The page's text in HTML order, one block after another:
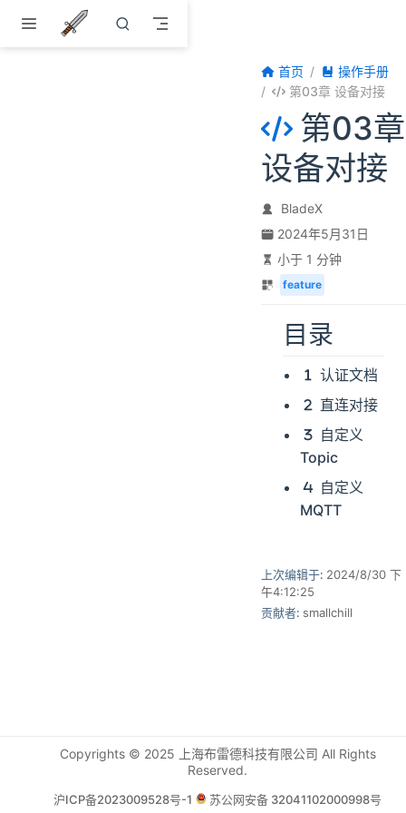
首页
操作手册
第03章 设备对接
第03章
设备对接
BladeX
2024年5月31日
小于 1 分钟
feature
目录
认证文档
直连对接
自定义
Topic
自定义
MQTT
上次编辑于: 2024/8/30 下
午4:12:25
贡献者: smallchill
Copyrights © 2025 上海布雷德科技有限公司 All Rights
Reserved.
沪ICP备2023009528号-1 苏公网安备 32041102000998号